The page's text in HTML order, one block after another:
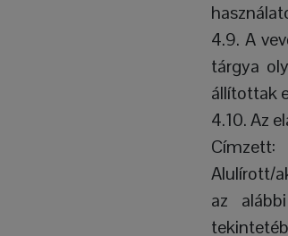
4.9. A
tárgya
állítottak
4.10. Az
Címzett:
Alulírott/
az